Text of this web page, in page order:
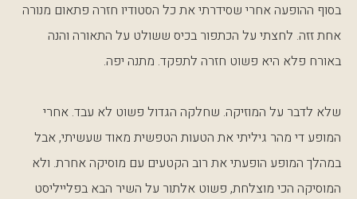
בסוף ההופעה אחרי שסידרתי את כל הסטודיו חזרה פתאום מנורה
אחת זזה. לחצתי על הכתפור בכיס ששולט על התאורה והנה
באורח פלא היא פשוט חזרה לתפקד. מתנה יפה.
שלא לדבר על המוזיקה. שחלקה הגדול פשוט לא עבד. אחרי
המופע די מהר גיליתי את הטעות הטפשית מאוד שעשיתי, אבל
במהלך המופע הופעתי את רוב הקטעים עם מוסיקה אחרת. ולא
המוסיקה הכי מוצלחת, פשוט אלתור על השיר הבא בפלייליסט